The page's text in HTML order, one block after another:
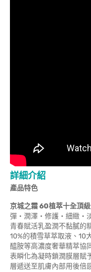
詳細介紹
產品特色
京城之霜60植萃十全頂
彈‧潤澤‧修護‧細緻‧
青春賦活乳盈潤不黏膩的
10%的積雪草萃取液、10
醯胺等高濃度奢華精萃協
表瞬化為凝時鎖潤膜層賦
層遞送至肌膚內部用後